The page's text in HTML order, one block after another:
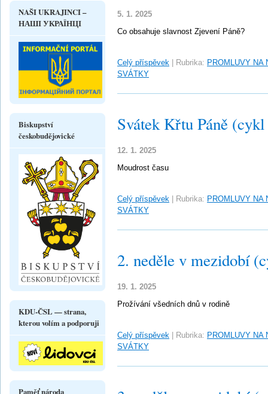
5. 1. 2025
Co obsahuje slavnost Zjevení Páně?
Celý příspěvek Rubrika: PROMLUVY NA
SVÁTKY
Svátek Křtu Páně
12. 1. 2025
Moudrost času
Celý příspěvek Rubrika: PROMLUVY NA
SVÁTKY
2. neděle v mezidobí
19. 1. 2025
Prožívání všedních dnů v rodině
Celý příspěvek Rubrika: PROMLUVY NA
SVÁTKY
NAŠI UKRAJINCI –
НАШІ УКРАЇНЦІ
Biskupství
českobudějovické
KDU-ČSL — strana,
kterou volím a podporuji
Paměť národa